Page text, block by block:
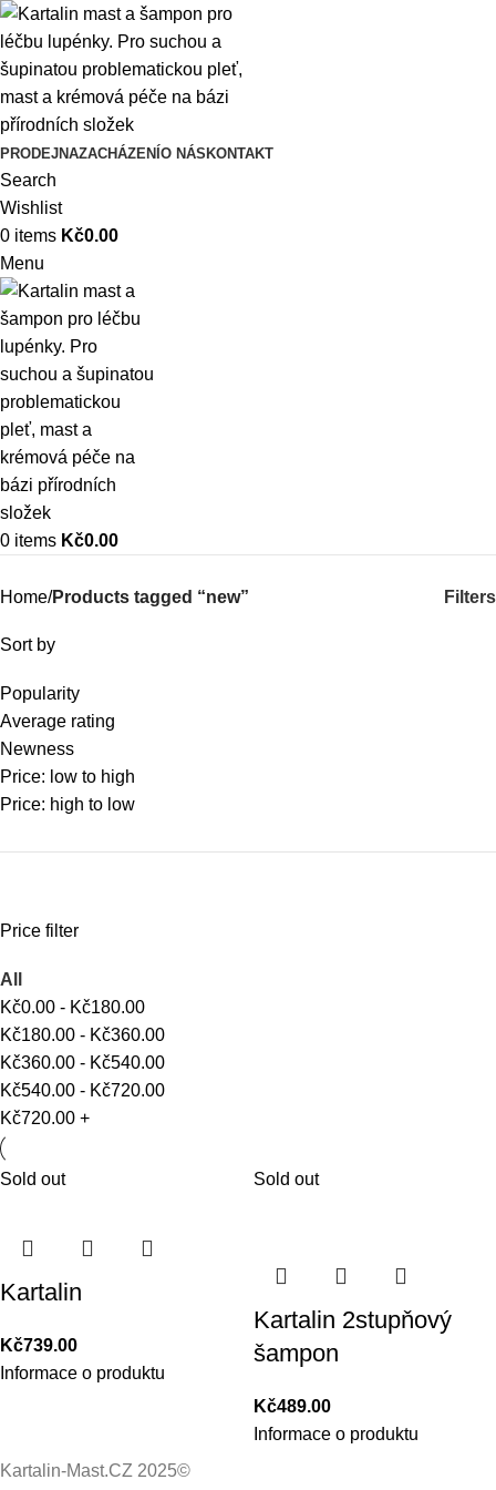
PRODEJNAZACHÁZENÍ O NÁS KONTAKT
Search
Wishlist
0 items Kč0.00
Menu
0 items Kč0.00
Home Products tagged “new” Filters
Sort by
Popularity
Average rating
Newness
Price: low to high
Price: high to low
Price filter
All
Kč0.00 - Kč180.00
Kč180.00 - Kč360.00
Kč360.00 - Kč540.00
Kč540.00 - Kč720.00
Kč720.00 +
Sold out
Kartalin
Kč739.00
Informace o produktu
Sold out
Kartalin 2stupňový
šampon
Kč489.00
Informace o produktu
Kartalin-Mast.CZ 2025©